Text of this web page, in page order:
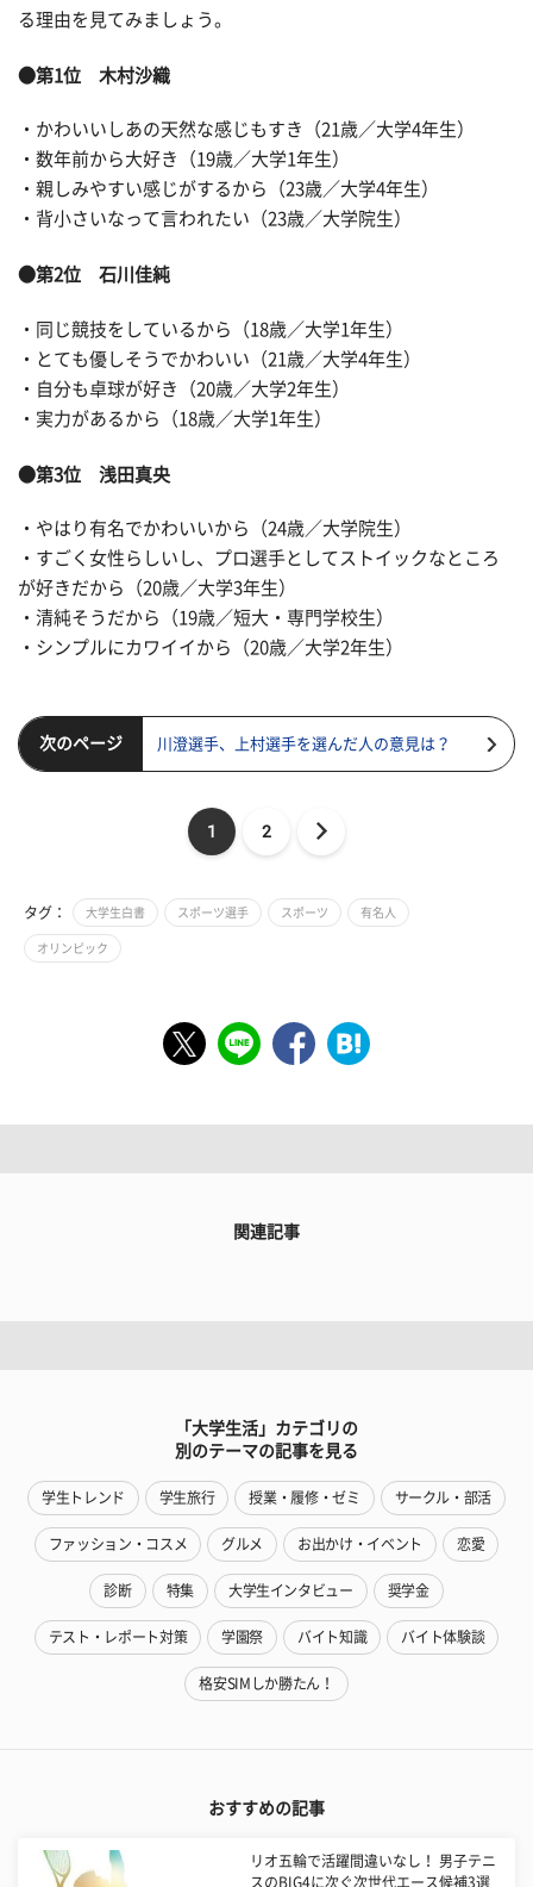
る理由を見てみましょう。
●第1位 木村沙織
・かわいいしあの天然な感じもすき（21歳／大学4年生）
・数年前から大好き（19歳／大学1年生）
・親しみやすい感じがするから（23歳／大学4年生）
・背小さいなって言われたい（23歳／大学院生）
●第2位 石川佳純
・同じ競技をしているから（18歳／大学1年生）
・とても優しそうでかわいい（21歳／大学4年生）
・自分も卓球が好き（20歳／大学2年生）
・実力があるから（18歳／大学1年生）
●第3位 浅田真央
・やはり有名でかわいいから（24歳／大学院生）
・すごく女性らしいし、プロ選手としてストイックなところ
が好きだから（20歳／大学3年生）
・清純そうだから（19歳／短大・専門学校生）
・シンプルにカワイイから（20歳／大学2年生）
次のページ 川澄選手、上村選手を選んだ人の意見は？
1 2
タグ： 大学生白書 スポーツ選手 スポーツ 有名人
オリンピック
関連記事
「大学生活」カテゴリの
別のテーマの記事を見る
学生トレンド 学生旅行 授業・履修・ゼミ サークル・部活
ファッション・コスメ グルメ お出かけ・イベント 恋愛
診断 特集 大学生インタビュー 奨学金
テスト・レポート対策 学園祭 バイト知識 バイト体験談
格安SIMしか勝たん！
おすすめの記事
リオ五輪で活躍間違いなし！ 男子テニ
スのBIG4に次ぐ次世代エース候補3選